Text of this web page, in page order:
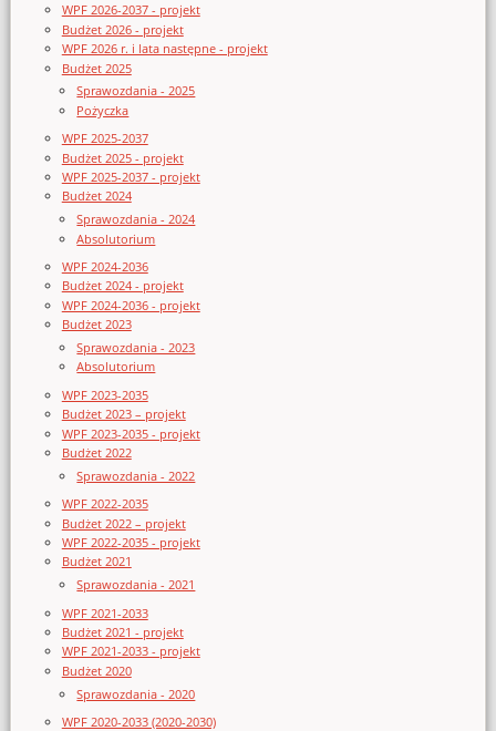
WPF 2026-2037 - projekt
Budżet 2026 - projekt
WPF 2026 r. i lata następne - projekt
Budżet 2025
Sprawozdania - 2025
Pożyczka
WPF 2025-2037
Budżet 2025 - projekt
WPF 2025-2037 - projekt
Budżet 2024
Sprawozdania - 2024
Absolutorium
WPF 2024-2036
Budżet 2024 - projekt
WPF 2024-2036 - projekt
Budżet 2023
Sprawozdania - 2023
Absolutorium
WPF 2023-2035
Budżet 2023 – projekt
WPF 2023-2035 - projekt
Budżet 2022
Sprawozdania - 2022
WPF 2022-2035
Budżet 2022 – projekt
WPF 2022-2035 - projekt
Budżet 2021
Sprawozdania - 2021
WPF 2021-2033
Budżet 2021 - projekt
WPF 2021-2033 - projekt
Budżet 2020
Sprawozdania - 2020
WPF 2020-2033 (2020-2030)